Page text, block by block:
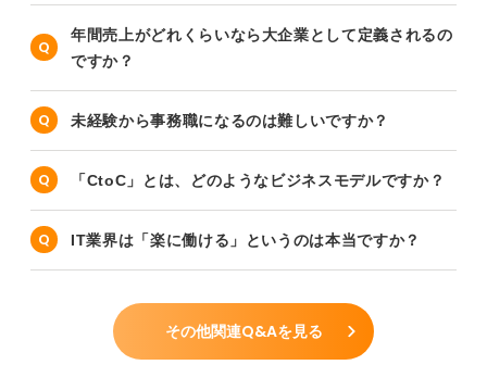
年間売上がどれくらいなら大企業として定義されるの
ですか？
未経験から事務職になるのは難しいですか？
「CtoC」とは、どのようなビジネスモデルですか？
IT業界は「楽に働ける」というのは本当ですか？
その他関連Q&Aを見る